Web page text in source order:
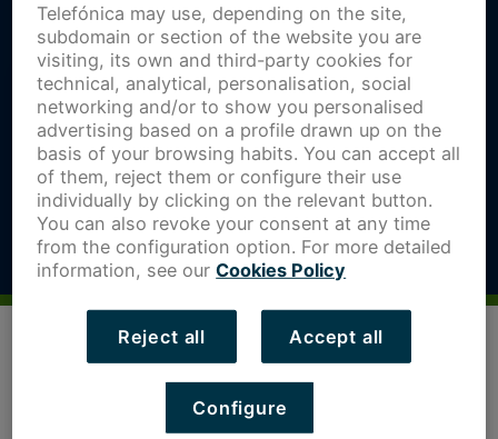
El próximo jueves 24 de marzo celebramos un nuevo
Open Day con motivo de la VII convocatoria para
startups, para que los emprendedores interesados en
nuestra iniciativa conozcan mejor cómo trabajamos.
Telefónica may use, depending on the site,
subdomain or section of the website you are
visiting, its own and third-party cookies for
technical, analytical, personalisation, social
networking and/or to show you personalised
advertising based on a profile drawn up on the
basis of your browsing habits. You can accept all
of them, reject them or configure their use
individually by clicking on the relevant button.
You can also revoke your consent at any time
from the configuration option. For more detailed
information, see our Cookies Policy
Reject all Accept all
Configure